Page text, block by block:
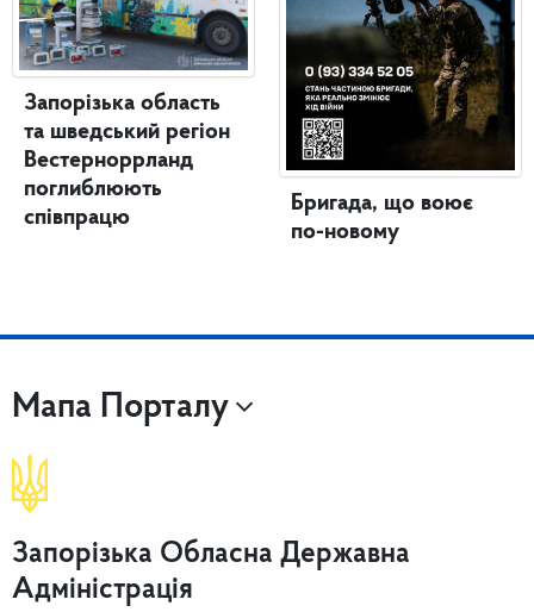
Запорізька область
та шведський регіон
Вестерноррланд
поглиблюють
співпрацю
Бригада, що воює
по-новому
Мапа Порталу
Запорізька Обласна Державна
Адміністрація